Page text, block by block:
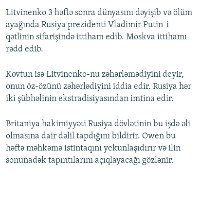
Litvinenko 3 həftə sonra dünyasını dəyişib və ölüm
ayağında Rusiya prezidenti Vladimir Putin-i
qətlinin sifarişində ittiham edib. Moskva ittihamı
rədd edib.
Kovtun isə Litvinenko-nu zəhərləmədiyini deyir,
onun öz-özünü zəhərlədiyini iddia edir. Rusiya hər
iki şübhəlinin ekstradisiyasından imtina edir.
Britaniya hakimiyyəti Rusiya dövlətinin bu işdə əli
olmasına dair dəlil tapdığını bildirir. Owen bu
həftə məhkəmə istintaqını yekunlaşıdırır və ilin
sonunadək tapıntılarını açıqlayacağı gözlənir.